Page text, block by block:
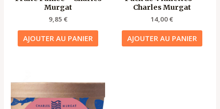
Murgat
9,85 €
AJOUTER AU PANIER
Charles Murgat
14,00€
AJOUTER AU PANIER